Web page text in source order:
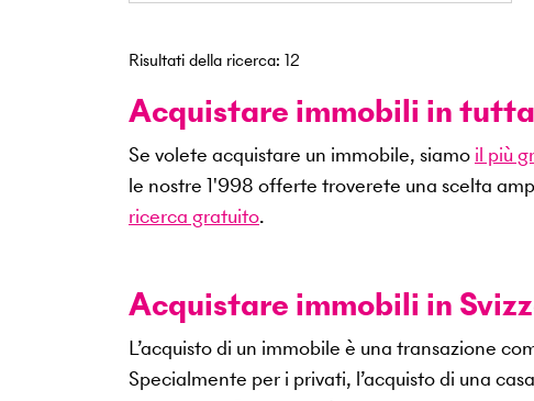
Risultati della ricerca: 12
Acquistare immobili in
Se volete acquistare un immobile, siamo il più
le nostre 1'998 offerte troverete una scelta
ricerca gratuito.
Acquistare immobili in
L’acquisto di un immobile è una transazione
Specialmente per i privati, l’acquisto di una